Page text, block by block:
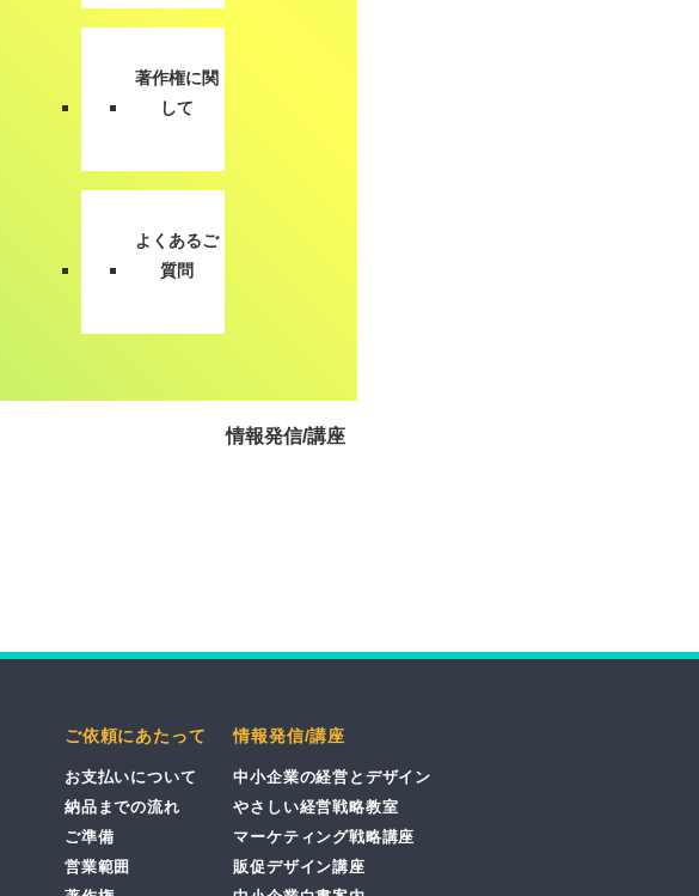
著作権に関
して
よくあるご
質問
情報発信/講座
ご依頼にあたって
お支払いについて
納品までの流れ
ご準備
営業範囲
情報発信/講座
中小企業の経営とデザイン
やさしい経営戦略教室
マーケティング戦略講座
販促デザイン講座